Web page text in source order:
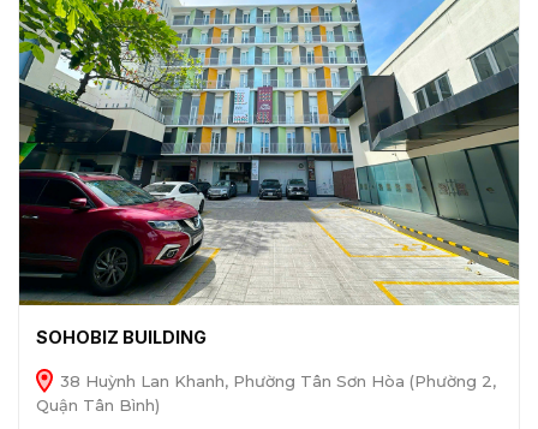
SOHOBIZ BUILDING
38 Huỳnh Lan Khanh, Phường Tân Sơn Hòa (Phường 2,
Quận Tân Bình)